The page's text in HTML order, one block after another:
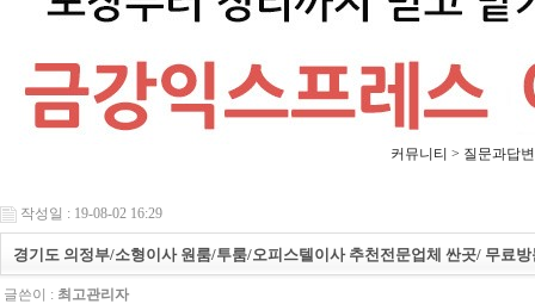
커뮤니티 > 질문과답변
작성일 : 19-08-02 16:29
경기도 의정부/소형이사 원룸/투룸/오피스텔이사 추천전문업체 싼곳/ 무료
글쓴이 : 최고관리자